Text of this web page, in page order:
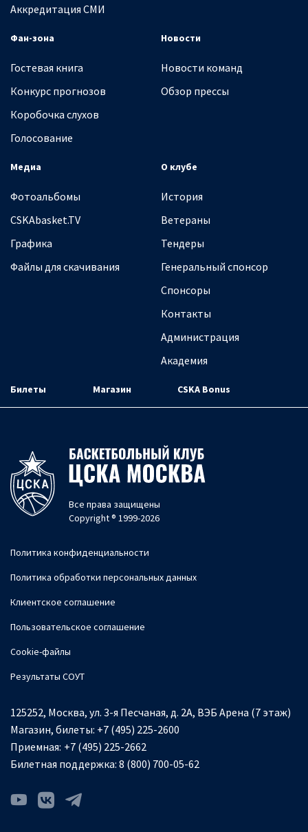
Аккредитация СМИ
Фан-зона
Гостевая книга
Конкурс прогнозов
Коробочка слухов
Голосование
Новости
Новости команд
Обзор прессы
Медиа
Фотоальбомы
CSKAbasket.TV
Графика
Файлы для скачивания
О клубе
История
Ветераны
Тендеры
Генеральный спонсор
Спонсоры
Контакты
Администрация
Академия
Билеты Магазин CSKA Bonus
Все права защищены
Copyright ® 1999-2026
Политика конфиденциальности
Политика обработки персональных данных
Клиентское соглашение
Пользовательское соглашение
Cookie-файлы
Результаты СОУТ
125252, Москва, ул. 3-я Песчаная, д. 2А, ВЭБ Арена (7 этаж)
Магазин, билеты: +7 (495) 225-2600
Приемная: +7 (495) 225-2662
Билетная поддержка: 8 (800) 700-05-62